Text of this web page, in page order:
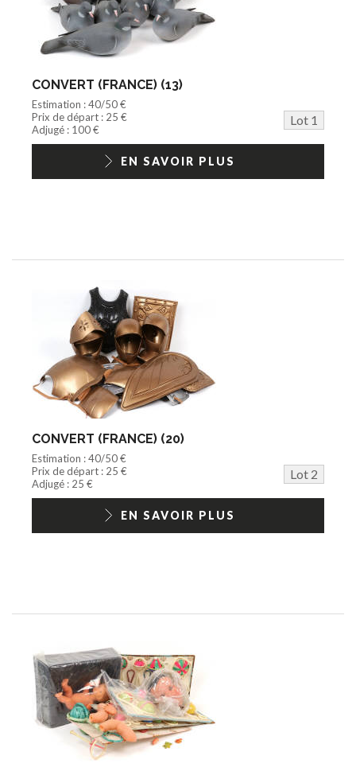
Disque
Agricole
Documentation
Train HO
Playmobil/Lego
Barbie/Big Jim
Jouets Fast Food
Trading cards
1/18ème moderne
CONVERT (FRANCE) (13)
Estimation : 40/50 €
Prix de départ : 25 €
Lot 1
Adjugé : 100 €
EN SAVOIR PLUS
CONVERT (FRANCE) (20)
Estimation : 40/50 €
Prix de départ : 25 €
Lot 2
Adjugé : 25 €
EN SAVOIR PLUS